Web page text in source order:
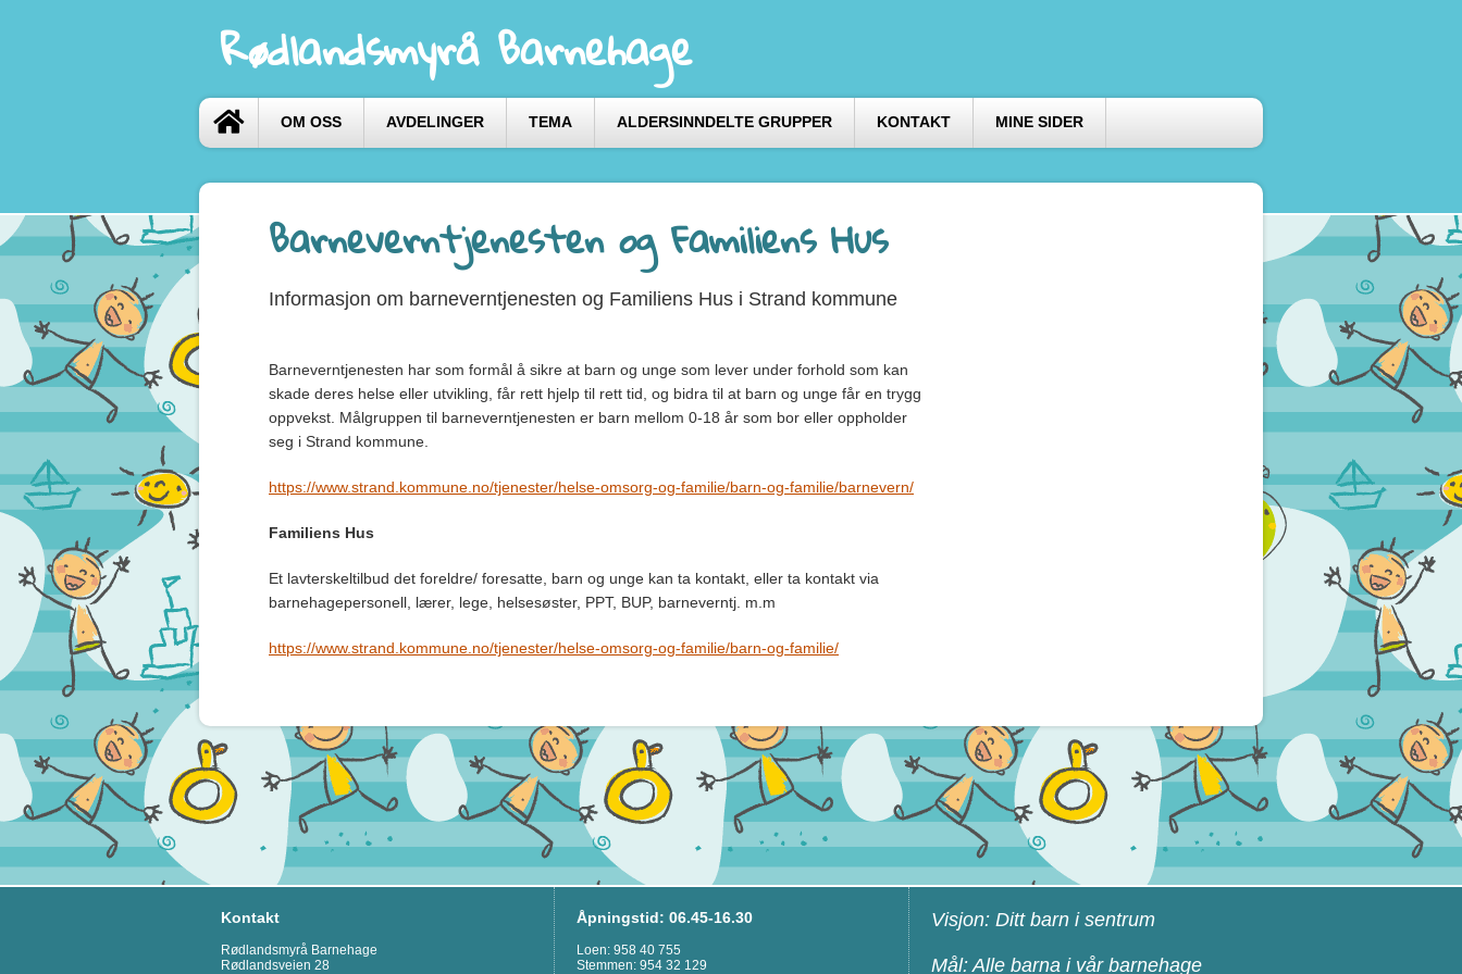
Rødlandsmyrå Barnehage
OM OSS AVDELINGER TEMA ALDERSINNDELTE GRUPPER KONTAKT MINE SIDER
Barneverntjenesten og Familiens Hus
Informasjon om barneverntjenesten og Familiens Hus i Strand kommune
Barneverntjenesten har som formål å sikre at barn og unge som lever under forhold som kan
skade deres helse eller utvikling, får rett hjelp til rett tid, og bidra til at barn og unge får en trygg
oppvekst. Målgruppen til barneverntjenesten er barn mellom 0-18 år som bor eller oppholder
seg i Strand kommune.
https://www.strand.kommune.no/tjenester/helse-omsorg-og-familie/barn-og-familie/barnevern/
Familiens Hus
Et lavterskeltilbud det foreldre/ foresatte, barn og unge kan ta kontakt, eller ta kontakt via
barnehagepersonell, lærer, lege, helsesøster, PPT, BUP, barneverntj. m.m
https://www.strand.kommune.no/tjenester/helse-omsorg-og-familie/barn-og-familie/
Kontakt
Rødlandsmyrå Barnehage
Rødlandsveien 28
Åpningstid: 06.45-16.30
Loen: 958 40 755
Stemmen: 954 32 129
Visjon: Ditt barn i sentrum
Mål: Alle barna i vår barnehage